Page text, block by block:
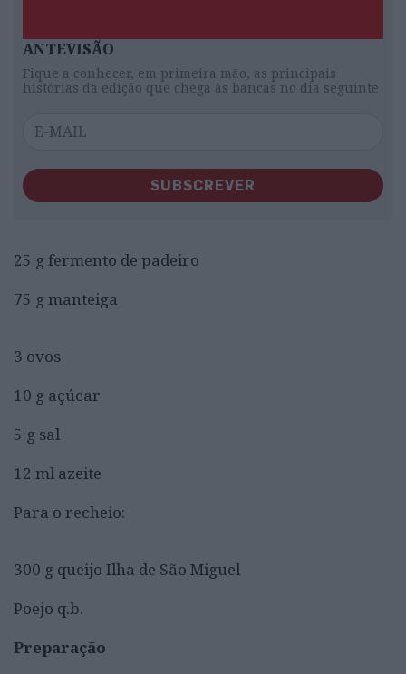
ANTEVISÃO
Fique a conhecer, em primeira mão, as principais
histórias da edição que chega às bancas no dia seguinte
SUBSCREVER
25 g fermento de padeiro
75 g manteiga
3 ovos
10 g açúcar
5 g sal
12 ml azeite
Para o recheio:
300 g queijo Ilha de São Miguel
Poejo q.b.
Preparação